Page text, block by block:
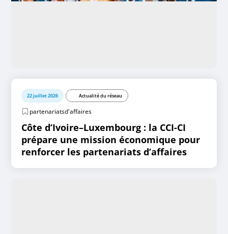
22 juillet 2026 Actualité du réseau
partenariatsd'affaires
Côte d’Ivoire–Luxembourg : la CCI-CI
prépare une mission économique pour
renforcer les partenariats d’affaires